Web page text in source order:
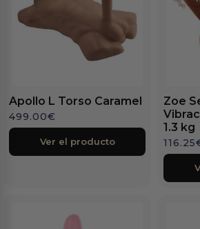
Apollo L Torso Caramel
499.00€
Ver el producto
Zoe
1.3 kg
116.25